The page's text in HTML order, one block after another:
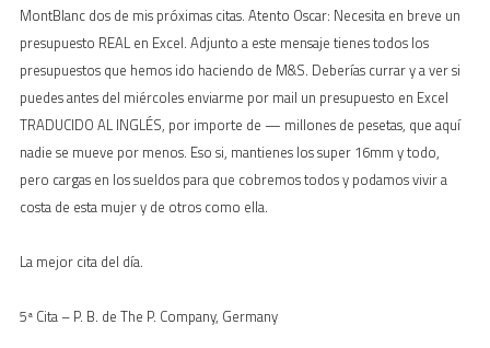
MontBlanc dos de mis próximas citas. Atento Oscar: Necesita en breve un
presupuesto REAL en Excel. Adjunto a este mensaje tienes todos los
presupuestos que hemos ido haciendo de M&S. Deberías currar y a ver si
puedes antes del miércoles enviarme por mail un presupuesto en Excel
TRADUCIDO AL INGLÉS, por importe de — millones de pesetas, que aquí
nadie se mueve por menos. Eso si, mantienes los super 16mm y todo,
pero cargas en los sueldos para que cobremos todos y podamos vivir a
costa de esta mujer y de otros como ella.
La mejor cita del día.
5ª Cita – P. B. de The P. Company, Germany